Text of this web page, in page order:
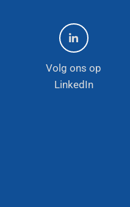
Volg ons op
LinkedIn